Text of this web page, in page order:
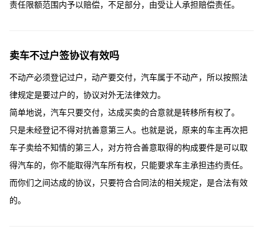
责任限额范围内予以赔偿，不足部分，由受让人承担赔偿责任。
卖车不过户签协议有效吗
不动产必须登记过户，动产要交付，汽车属于不动产，所以按照法
律规定是要过户的，协议对外无法律效力。
简单地说，汽车只要交付，达成买卖的合意就是转移所有权了。
只是未经登记不得对抗善意第三人。也就是说，原来的车主再次把
车子卖给不知情的第三人，对方符合善意取得的构成要件是可以取
得汽车的，你不能取得汽车所有权，只能要求车主承担违约责任。
而你们之间达成的协议，只要符合合同法的相关规定，是合法有效
的。